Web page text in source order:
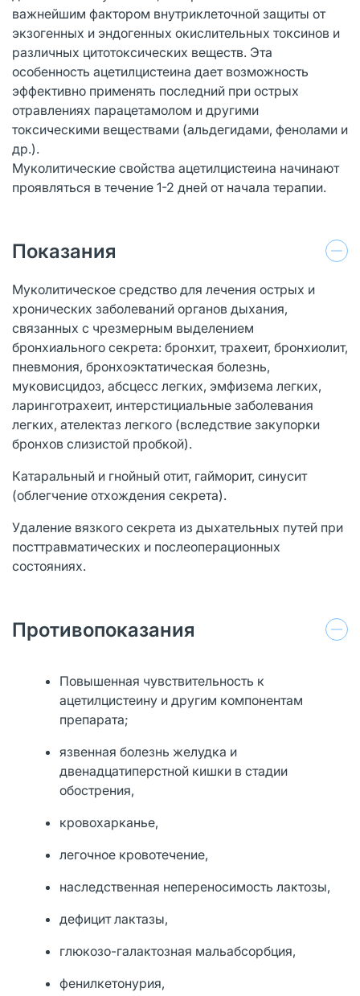
важнейшим фактором внутриклеточной защиты от
экзогенных и эндогенных окислительных токсинов и
различных цитотоксических веществ. Эта
особенность ацетилцистеина дает возможность
эффективно применять последний при острых
отравлениях парацетамолом и другими
токсическими веществами (альдегидами, фенолами и
др.).
Муколитические свойства ацетилцистеина начинают
проявляться в течение 1-2 дней от начала терапии.
Показания
Муколитическое средство для лечения острых и
хронических заболеваний органов дыхания,
связанных с чрезмерным выделением
бронхиального секрета: бронхит, трахеит, бронхиолит,
пневмония, бронхоэктатическая болезнь,
муковисцидоз, абсцесс легких, эмфизема легких,
ларинготрахеит, интерстициальные заболевания
легких, ателектаз легкого (вследствие закупорки
бронхов слизистой пробкой).
Катаральный и гнойный отит, гайморит, синусит
(облегчение отхождения секрета).
Удаление вязкого секрета из дыхательных путей при
посттравматических и послеоперационных
состояниях.
Противопоказания
Повышенная чувствительность к
ацетилцистеину и другим компонентам
препарата;
язвенная болезнь желудка и
двенадцатиперстной кишки в стадии
обострения,
кровохарканье,
легочное кровотечение,
наследственная непереносимость лактозы,
дефицит лактазы,
глюкозо-галактозная мальабсорбция,
фенилкетонурия,